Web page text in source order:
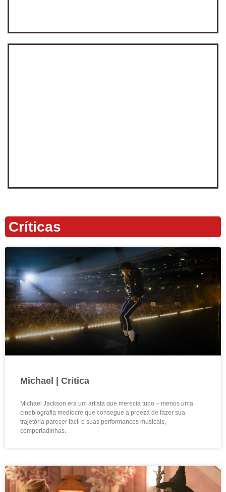
Críticas
Michael | Crítica
Michael Jackson era um artista que merecia tudo – menos uma
cinebiografia medíocre que consegue a proeza de fazer sua
trajetória parecer fácil e suas performances musicais,
comportadinhas.